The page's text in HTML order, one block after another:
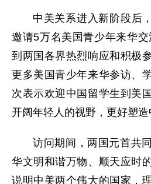
中美关系进入新阶段后
邀请5万名美国青少年来华
到两国各界热烈响应和积极
更多美国青少年来华参访、
次表示欢迎中国留学生到美
开阔年轻人的视野，更好塑造
访问期间，两国元首共
华文明和谐万物、顺天应时
说明中美两个伟大的国家，